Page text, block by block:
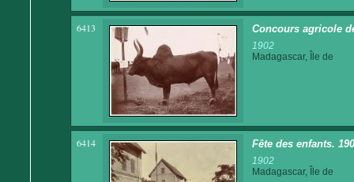
6413 Concours agricole
1902
Madagascar, Île de
6414 Fête des enfants.
1902
Madagascar, Île de